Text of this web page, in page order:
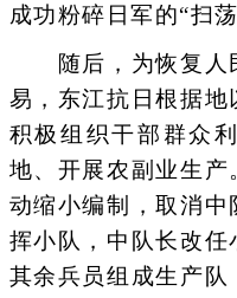
成功粉碎日军的“扫荡
随后，为恢复人
易，东江抗日根据地
积极组织干部群众
地、开展农副业生
动缩小编制，取消
挥小队，中队长改任
其余兵员组成生产